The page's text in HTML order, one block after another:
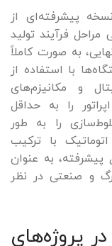
پیشرفته‌ای از
فرآیند تولید
به صورت کاملاً
با استفاده از
و مکانیزم‌های
را به حداقل
را به طور
با ترکیب
به عنوان
و صنعتی در نظر
در پروژه‌های